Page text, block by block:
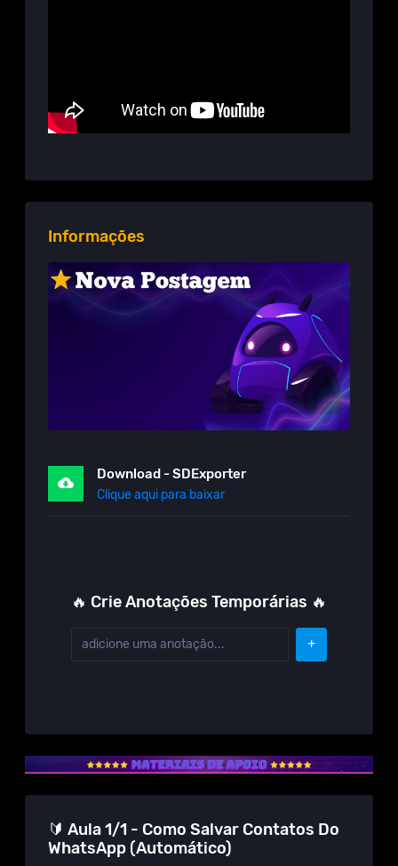
Informações
Download - SDExporter
Clique aqui para baixar
🔥 Crie Anotações Temporárias 🔥
+
🔰 Aula 1/1 - Como Salvar Contatos Do
WhatsApp (Automático)